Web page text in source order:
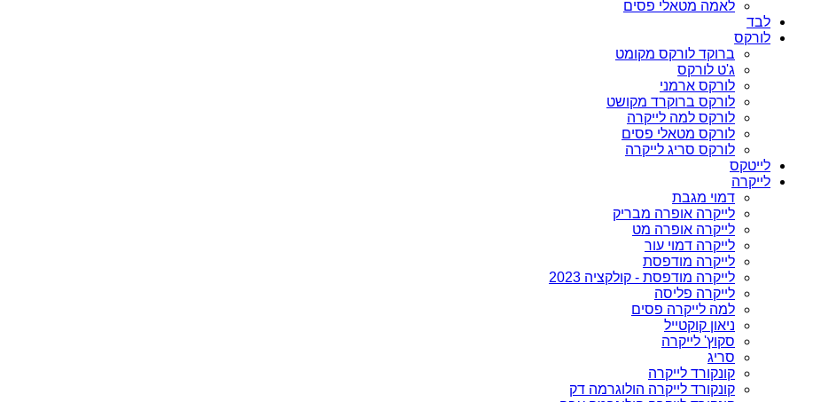
לאמה מטאלי פסים
לבד
לורקס
ברוקד לורקס מקומט
ג'ט לורקס
לורקס ארמני
לורקס ברוקרד מקושט
לורקס למה לייקרה
לורקס מטאלי פסים
לורקס סריג לייקרה
לייטקס
לייקרה
דמוי מגבת
לייקרה אופרה מבריק
לייקרה אופרה מט
לייקרה דמוי עור
לייקרה מודפסת
לייקרה מודפסת - קולקציה 2023
לייקרה פליסה
למה לייקרה פסים
ניאון קוקטייל
סקוץ' לייקרה
סריג
קונקורד לייקרה
קונקורד לייקרה הולוגרמה דק